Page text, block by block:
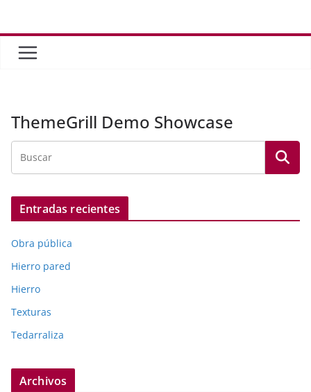
contenido
ThemeGrill Demo Showcase
Entradas recientes
Obra pública
Hierro pared
Hierro
Texturas
Tedarraliza
Archivos